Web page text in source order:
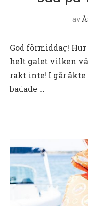
av
God förmiddag!
helt galet vilken
rakt inte! I går
badade …